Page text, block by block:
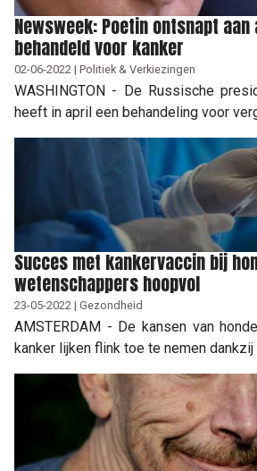
Newsweek: Poetin ontsnapt aan
behandeld voor kanker
02-06-2022 | Politiek & Verkiezingen
WASHINGTON - De Russische
heeft in april een behandeling voor
Succes met kankervaccin bij
wetenschappers hoopvol
23-05-2022 | Gezondheid
AMSTERDAM - De kansen van
kanker lijken flink toe te nemen dankzij